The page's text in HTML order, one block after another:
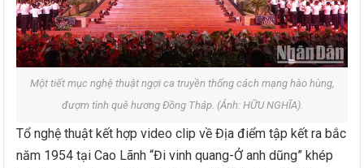
Một tiết mục nghệ thuật ngợi ca truyền thống cách mạng hào hùng,
đượm tình quê hương Đồng Tháp. (Ảnh: HỮU NGHĨA).
Tổ nghệ thuật kết hợp video clip về Địa điểm tập kết ra bắc
năm 1954 tại Cao Lãnh “Đi vinh quang-Ở anh dũng” khép